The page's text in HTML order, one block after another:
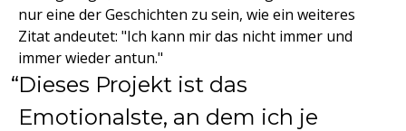
nur eine der Geschichten zu sein, wie ein weiteres
Zitat andeutet: "Ich kann mir das nicht immer und
immer wieder antun."
Dieses Projekt ist das
Emotionalste, an dem ich je